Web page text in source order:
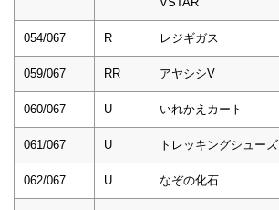
054/067 R レジギガス
059/067 RR アヤシシV
060/067 U いれかえカート
061/067 U トレッキングシューズ
062/067 U なぞの化石